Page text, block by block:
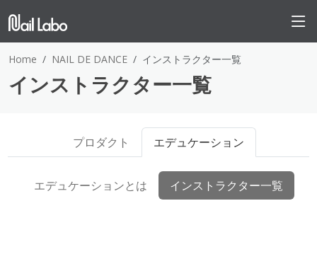
Home NAIL DE DANCE インストラクター一覧
インストラクター一覧
プロダクト エデュケーション
エデュケーションとは インストラクター一覧